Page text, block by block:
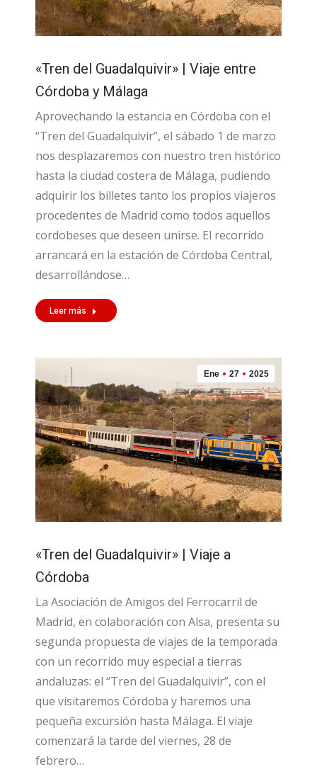
«Tren del Guadalquivir» | Viaje entre
Córdoba y Málaga
Aprovechando la estancia en Córdoba con el
“Tren del Guadalquivir”, el sábado 1 de marzo
nos desplazaremos con nuestro tren histórico
hasta la ciudad costera de Málaga, pudiendo
adquirir los billetes tanto los propios viajeros
procedentes de Madrid como todos aquellos
cordobeses que deseen unirse. El recorrido
arrancará en la estación de Córdoba Central,
desarrollándose…
Leer más
Ene 27 2025
«Tren del Guadalquivir» | Viaje a
Córdoba
La Asociación de Amigos del Ferrocarril de
Madrid, en colaboración con Alsa, presenta su
segunda propuesta de viajes de la temporada
con un recorrido muy especial a tierras
andaluzas: el “Tren del Guadalquivir”, con el
que visitaremos Córdoba y haremos una
pequeña excursión hasta Málaga. El viaje
comenzará la tarde del viernes, 28 de
febrero…